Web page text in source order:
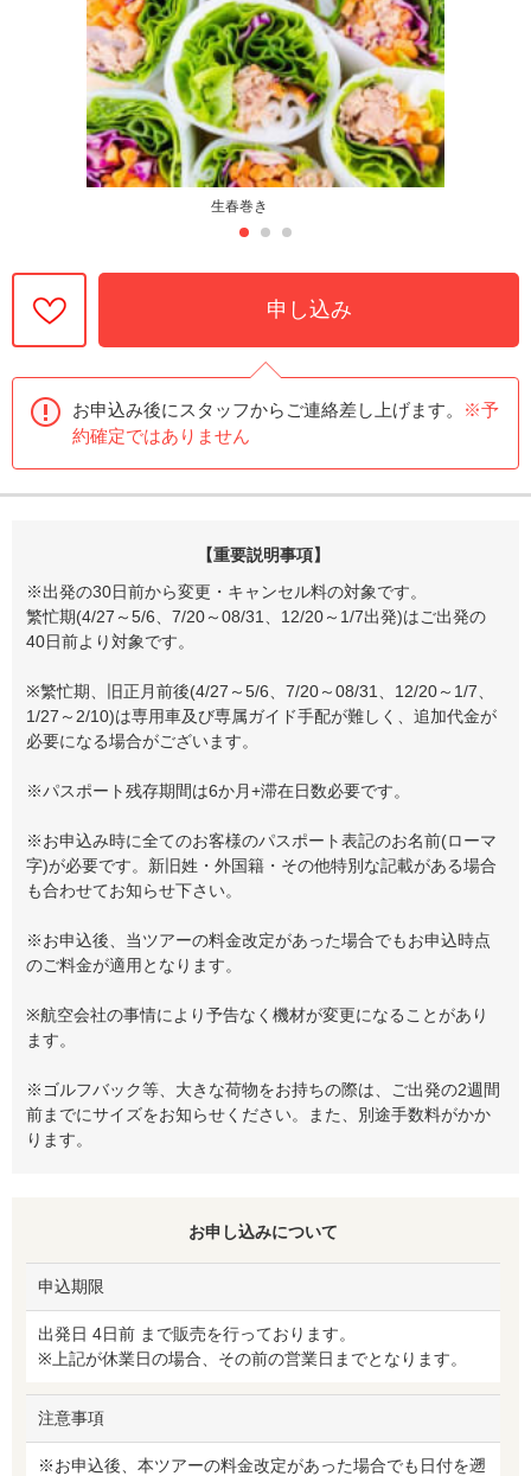
生春巻き
申し込み
お申込み後にスタッフからご連絡差し上げます。
※予
約確定ではありません
【重要説明事項】
※出発の30日前から変更・キャンセル料の対象です。
繁忙期(4/27～5/6、7/20～08/31、12/20～1/7出発)はご出発の
40日前より対象です。
※繁忙期、旧正月前後(4/27～5/6、7/20～08/31、12/20～1/7、
1/27～2/10)は専用車及び専属ガイド手配が難しく、追加代金が
必要になる場合がございます。
※パスポート残存期間は6か月+滞在日数必要です。
※お申込み時に全てのお客様のパスポート表記のお名前(ローマ
字)が必要です。新旧姓・外国籍・その他特別な記載がある場合
も合わせてお知らせ下さい。
※お申込後、当ツアーの料金改定があった場合でもお申込時点
のご料金が適用となります。
※航空会社の事情により予告なく機材が変更になることがあり
ます。
※ゴルフバック等、大きな荷物をお持ちの際は、ご出発の2週間
前までにサイズをお知らせください。また、別途手数料がかか
ります。
お申し込みについて
申込期限
出発日 4日前 まで販売を行っております。
※上記が休業日の場合、その前の営業日までとなります。
注意事項
※お申込後、本ツアーの料金改定があった場合でも日付を遡